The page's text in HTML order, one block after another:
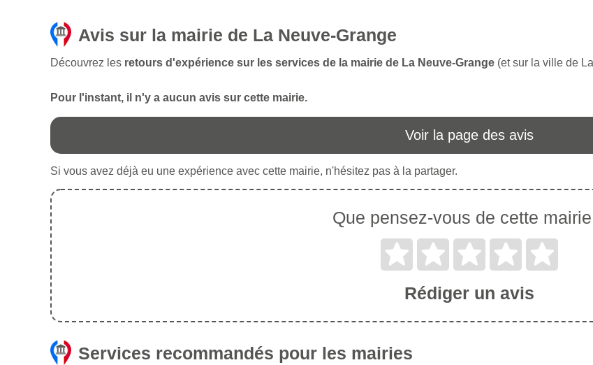
Avis sur la mairie de La Neuve-Grange
Découvrez les retours d'expérience sur les services de la mairie de La Neuve-Grange (et sur la ville de
Pour l'instant, il n'y a aucun avis sur cette mairie.
Voir la page des avis
Si vous avez déjà eu une expérience avec cette mairie, n'hésitez pas à la partager.
Que pensez-vous de cette
Rédiger un avis
Services recommandés pour les mairies